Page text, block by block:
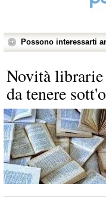
Possono interessarti
Novità
da tenere